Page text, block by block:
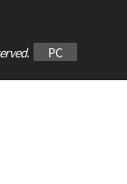
PC